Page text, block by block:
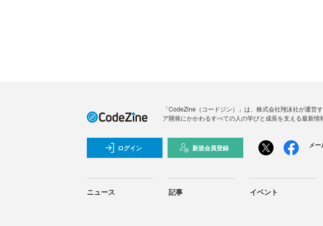
「CodeZine（コードジン）」は、株式会社翔泳社が運
ア開発にかかわるすべての人の学びと成長を支える最新情
ログイン 新規会員登録 メー
ニュース 記事 イベント